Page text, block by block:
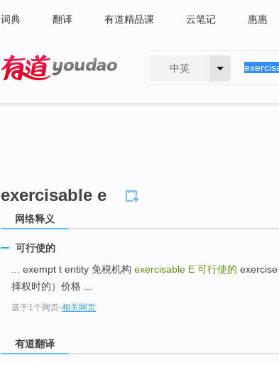
词典 翻译 有道精品课 云笔记 惠惠
中英
exercisable e
网络释义
可行使的
... exempt t entity 免税机构 exercisable E 可行使的
择权时的）价格 ...
基于1个网页-相关网页
有道翻译